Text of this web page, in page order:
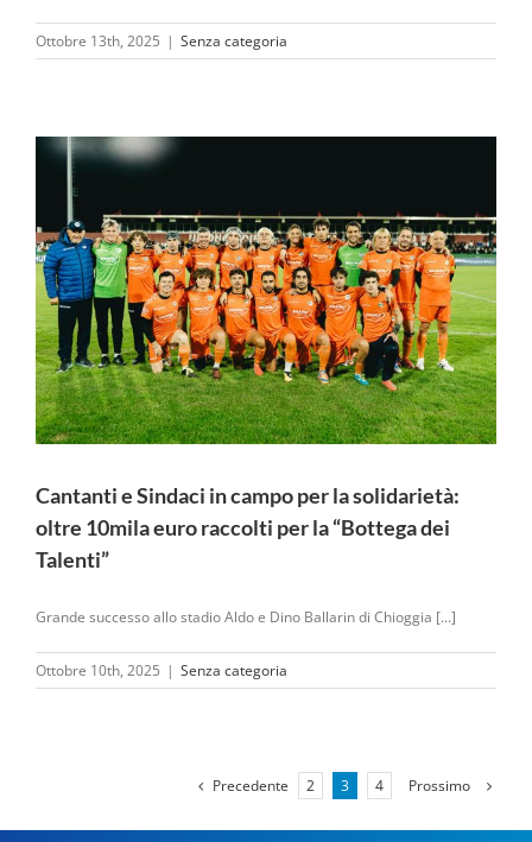
Ottobre 13th, 2025 | Senza categoria
Cantanti e Sindaci in campo per la solidarietà:
oltre 10mila euro raccolti per la “Bottega dei
Talenti”
Grande successo allo stadio Aldo e Dino Ballarin di Chioggia [...]
Ottobre 10th, 2025 | Senza categoria
Precedente 2 3 4 Prossimo